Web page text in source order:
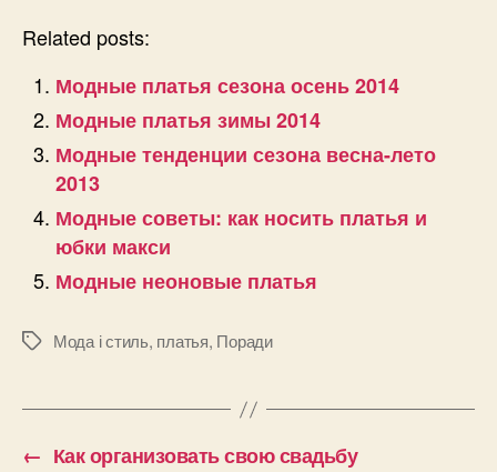
Related posts:
Модные платья сезона осень 2014
Модные платья зимы 2014
Модные тенденции сезона весна-лето
2013
Модные советы: как носить платья и
юбки макси
Модные неоновые платья
ПозначкиМода і стиль, платья, Поради
← Как организовать свою свадьбу